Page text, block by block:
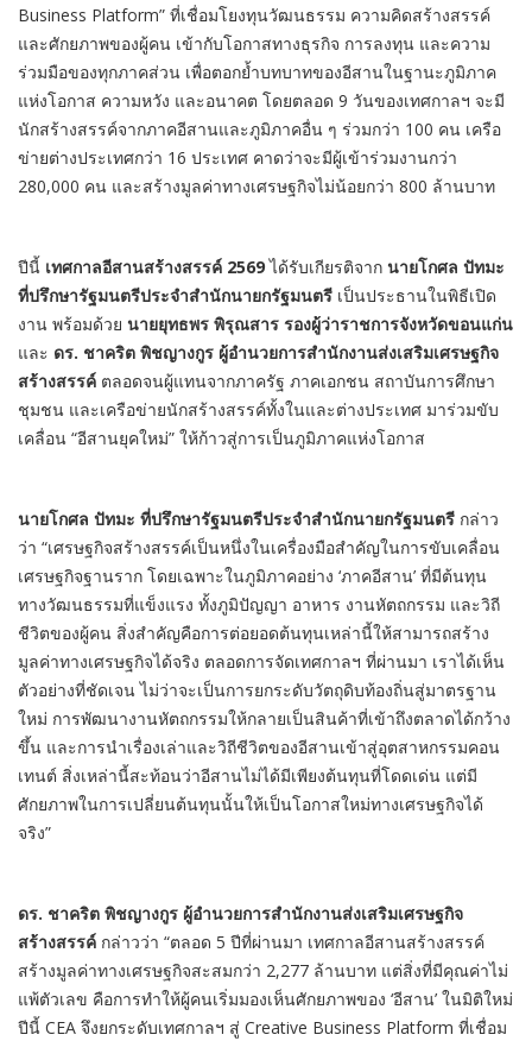
Business Platform” ที่เชื่อมโยงทุนวัฒนธรรม ความคิดสร้างสรรค์
และศักยภาพของผู้คน เข้ากับโอกาสทางธุรกิจ การลงทุน และความ
ร่วมมือของทุกภาคส่วน เพื่อตอกย้ำบทบาทของอีสานในฐานะภูมิภาค
แห่งโอกาส ความหวัง และอนาคต โดยตลอด 9 วันของเทศกาลฯ จะมี
นักสร้างสรรค์จากภาคอีสานและภูมิภาคอื่น ๆ ร่วมกว่า 100 คน เครือ
ข่ายต่างประเทศกว่า 16 ประเทศ คาดว่าจะมีผู้เข้าร่วมงานกว่า
280,000 คน และสร้างมูลค่าทางเศรษฐกิจไม่น้อยกว่า 800 ล้านบาท
ปีนี้ เทศกาลอีสานสร้างสรรค์ 2569ได้รับเกียรติจาก นายโกศล ปัทมะ
ที่ปรึกษารัฐมนตรีประจำสำนักนายกรัฐมนตรี เป็นประธานในพิธีเปิด
งาน พร้อมด้วย นายยุทธพร พิรุณสาร รองผู้ว่าราชการจังหวัดขอนแก่น
และ ดร. ชาคริต พิชญางกูร ผู้อำนวยการสำนักงานส่งเสริมเศรษฐกิจ
สร้างสรรค์ ตลอดจนผู้แทนจากภาครัฐ ภาคเอกชน สถาบันการศึกษา
ชุมชน และเครือข่ายนักสร้างสรรค์ทั้งในและต่างประเทศ มาร่วมขับ
เคลื่อน “อีสานยุคใหม่” ให้ก้าวสู่การเป็นภูมิภาคแห่งโอกาส
นายโกศล ปัทมะ ที่ปรึกษารัฐมนตรีประจำสำนักนายกรัฐมนตรี กล่าว
ว่า “เศรษฐกิจสร้างสรรค์เป็นหนึ่งในเครื่องมือสำคัญในการขับเคลื่อน
เศรษฐกิจฐานราก โดยเฉพาะในภูมิภาคอย่าง ‘ภาคอีสาน’ ที่มีต้นทุน
ทางวัฒนธรรมที่แข็งแรง ทั้งภูมิปัญญา อาหาร งานหัตถกรรม และวิถี
ชีวิตของผู้คน สิ่งสำคัญคือการต่อยอดต้นทุนเหล่านี้ให้สามารถสร้าง
มูลค่าทางเศรษฐกิจได้จริง ตลอดการจัดเทศกาลฯ ที่ผ่านมา เราได้เห็น
ตัวอย่างที่ชัดเจน ไม่ว่าจะเป็นการยกระดับวัตถุดิบท้องถิ่นสู่มาตรฐาน
ใหม่ การพัฒนางานหัตถกรรมให้กลายเป็นสินค้าที่เข้าถึงตลาดได้กว้าง
ขึ้น และการนำเรื่องเล่าและวิถีชีวิตของอีสานเข้าสู่อุตสาหกรรมคอน
เทนต์ สิ่งเหล่านี้สะท้อนว่าอีสานไม่ได้มีเพียงต้นทุนที่โดดเด่น แต่มี
ศักยภาพในการเปลี่ยนต้นทุนนั้นให้เป็นโอกาสใหม่ทางเศรษฐกิจได้
จริง”
ดร. ชาคริต พิชญางกูร ผู้อำนวยการสำนักงานส่งเสริมเศรษฐกิจ
สร้างสรรค์ กล่าวว่า “ตลอด 5 ปีที่ผ่านมา เทศกาลอีสานสร้างสรรค์
สร้างมูลค่าทางเศรษฐกิจสะสมกว่า 2,277 ล้านบาท แต่สิ่งที่มีคุณค่าไม่
แพ้ตัวเลข คือการทำให้ผู้คนเริ่มมองเห็นศักยภาพของ ‘อีสาน’ ในมิติใหม่
ปีนี้ CEA จึงยกระดับเทศกาลฯ สู่ Creative Business Platform ที่เชื่อม